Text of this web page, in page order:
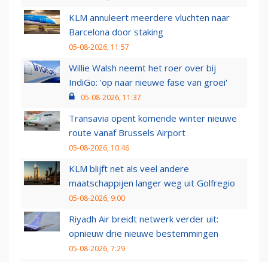
KLM annuleert meerdere vluchten naar
Barcelona door staking
05-08-2026, 11:57
Willie Walsh neemt het roer over bij
IndiGo: 'op naar nieuwe fase van groei'
05-08-2026, 11:37
Transavia opent komende winter nieuwe
route vanaf Brussels Airport
05-08-2026, 10:46
KLM blijft net als veel andere
maatschappijen langer weg uit Golfregio
05-08-2026, 9:00
Riyadh Air breidt netwerk verder uit:
opnieuw drie nieuwe bestemmingen
05-08-2026, 7:29